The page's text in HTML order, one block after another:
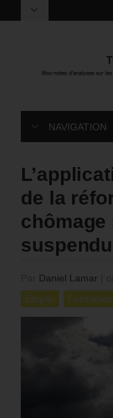
NAVIGATION
de la
chômage
Daniel Lamar
Emploi
Formation